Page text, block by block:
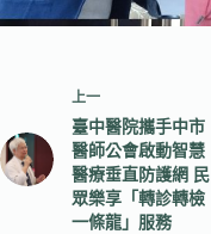
上一
臺中醫院攜手中市
醫師公會啟動智慧
醫療垂直防護網 民
眾樂享「轉診轉檢
一條龍」服務